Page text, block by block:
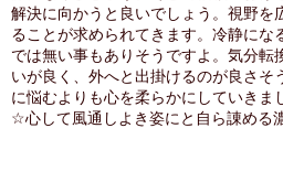
解決に向かうと良いでしょう。視野を
ることが求められてきます。冷静にな
では無い事もありそうですよ。気分転
いが良く、外へと出掛けるのが良さそ
に悩むよりも心を柔らかにしていきま
☆心して風通しよき姿にと自ら諌める